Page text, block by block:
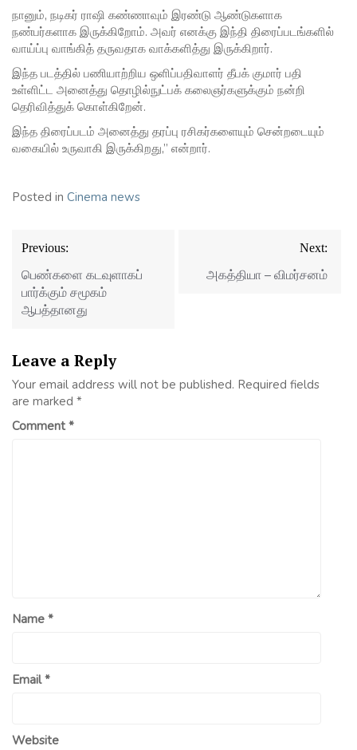
நானும், நடிகர் ராஷி கண்ணாவும் இரண்டு ஆண்டுகளாக
நண்பர்களாக இருக்கிறோம். அவர் எனக்கு இந்தி திரைப்படங்களில்
வாய்ப்பு வாங்கித் தருவதாக வாக்களித்து இருக்கிறார்.
இந்த படத்தில் பணியாற்றிய ஒளிப்பதிவாளர் தீபக் குமார் பதி
உள்ளிட்ட அனைத்து தொழில்நுட்பக் கலைஞர்களுக்கும் நன்றி
தெரிவித்துக் கொள்கிறேன்.
இந்த திரைப்படம் அனைத்து தரப்பு ரசிகர்களையும் சென்றடையும்
வகையில் உருவாகி இருக்கிறது,” என்றார்.
Posted in Cinema news
Post
navigation
Previous:
பெண்களை கடவுளாகப்
பார்க்கும் சமூகம்
ஆபத்தானது
Next:
அகத்தியா – விமர்சனம்
Leave a Reply
Your email address will not be published. Required fields
are marked *
Comment*
Name *
Email*
Website